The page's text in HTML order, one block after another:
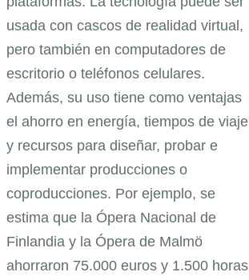
usada con cascos de realidad virtual,
pero también en computadores de
escritorio o teléfonos celulares.
Además, su uso tiene como ventajas
el ahorro en energía, tiempos de viaje
y recursos para diseñar, probar e
implementar producciones o
coproducciones. Por ejemplo, se
estima que la Ópera Nacional de
Finlandia y la Ópera de Malmö
ahorraron 75.000 euros y 1.500 horas